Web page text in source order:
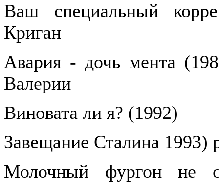
Ваш специальный
Криган
Авария - дочь мента
Валерии
Виновата ли я? (1992)
Завещание Сталина 1993)
Молочный фургон не